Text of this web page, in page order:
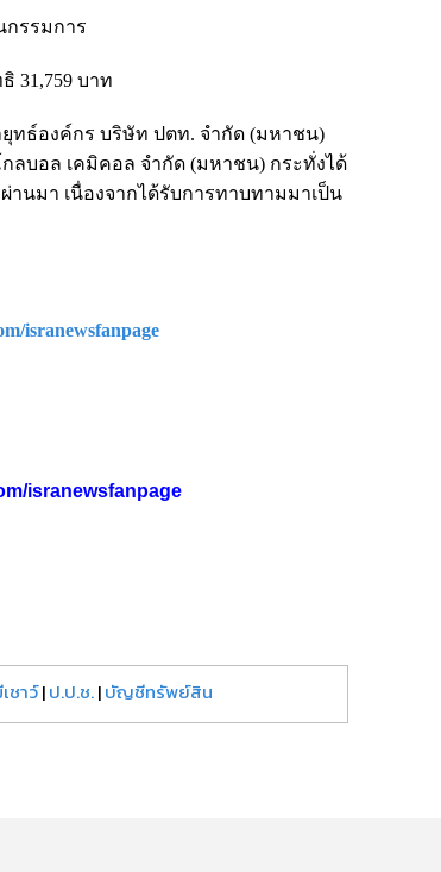
รรมการ
31,759 บาท
ทธ์องค์กร บริษัท ปตท. จำกัด (มหาชน)
ลบอล เคมิคอล จำกัด (มหาชน) กระทั่งได้
านมา เนื่องจากได้รับการทาบทามมาเป็น
isranewsfanpage
isranewsfanpage
าว์|ป.ป.ช.|บัญชีทรัพย์สิน